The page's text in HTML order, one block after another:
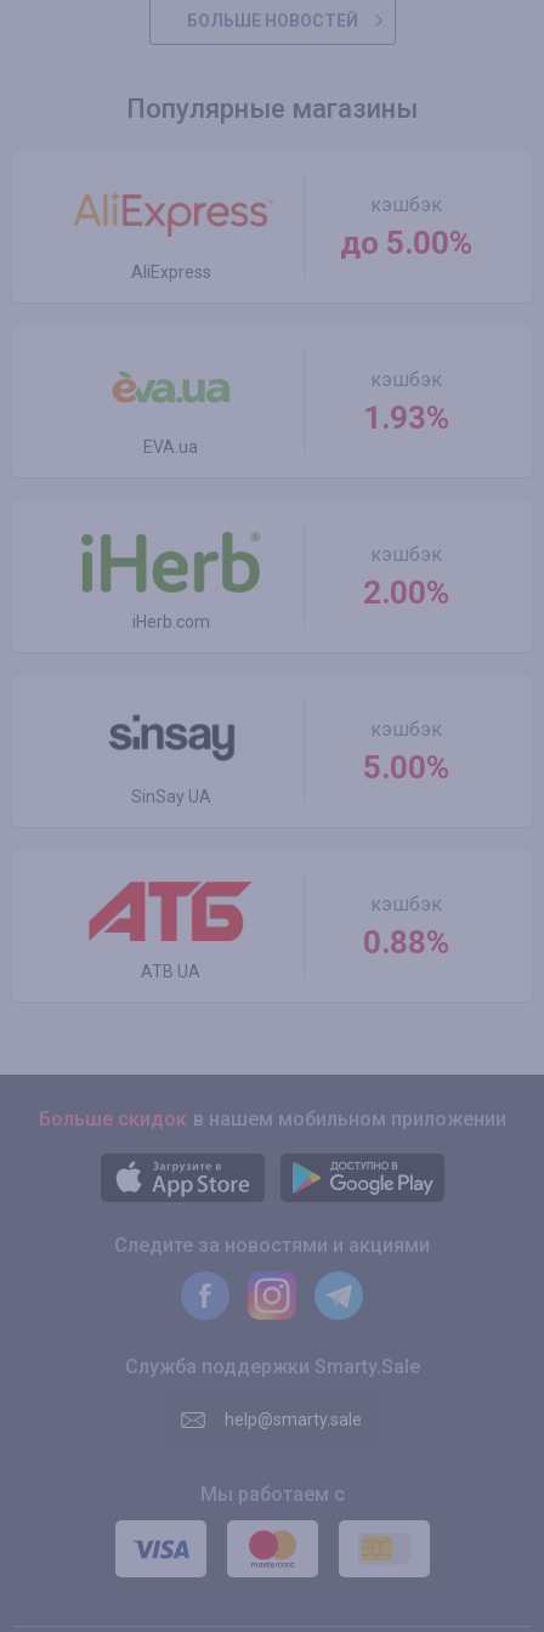
БОЛЬШЕ НОВОСТЕЙ
Популярные магазины
AliExpress
кэшбэк
до 5.00%
EVA.ua
кэшбэк
1.93%
iHerb.com
кэшбэк
2.00%
SinSay UA
кэшбэк
5.00%
ATB UA
кэшбэк
0.88%
Больше скидок в нашем мобильном приложении
Следите за новостями и акциями
Служба поддержки Smarty.Sale
help@smarty.sale
Мы работаем с